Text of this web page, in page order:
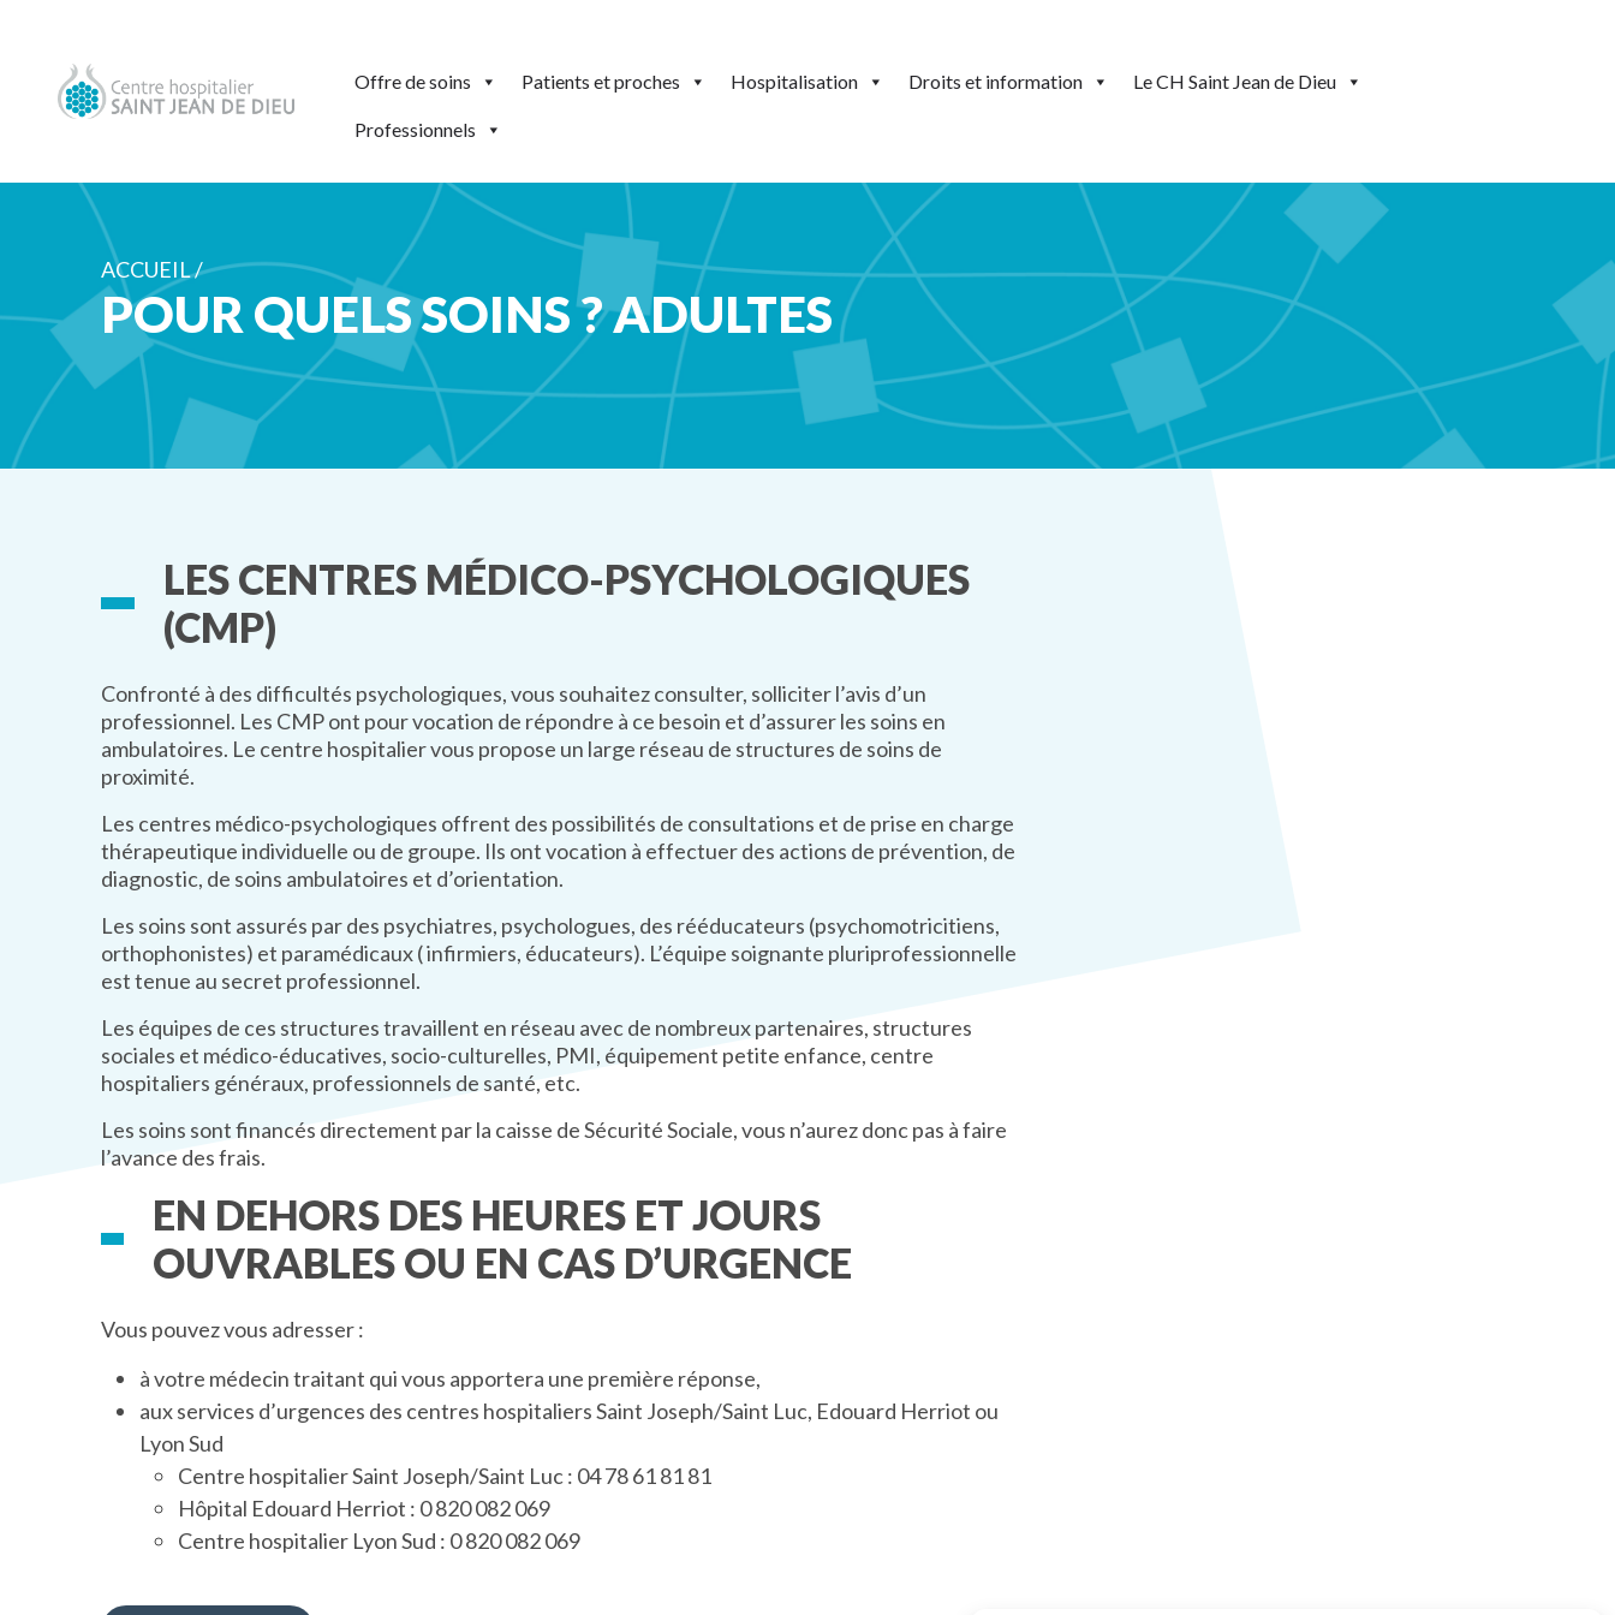
Offre de soins Patients et proches Hospitalisation Droits et information Le CH Saint Jean de Dieu
Professionnels
ACCUEIL /
POUR QUELS SOINS ? ADULTES
LES CENTRES MÉDICO-PSYCHOLOGIQUES
(CMP)
Confronté à des difficultés psychologiques, vous souhaitez consulter, solliciter l’avis d’un
professionnel. Les CMP ont pour vocation de répondre à ce besoin et d’assurer les soins en
ambulatoires. Le centre hospitalier vous propose un large réseau de structures de soins de
proximité.
Les centres médico-psychologiques offrent des possibilités de consultations et de prise en charge
thérapeutique individuelle ou de groupe. Ils ont vocation à effectuer des actions de prévention, de
diagnostic, de soins ambulatoires et d’orientation.
Les soins sont assurés par des psychiatres, psychologues, des rééducateurs (psychomotricitiens,
orthophonistes) et paramédicaux ( infirmiers, éducateurs). L’équipe soignante pluriprofessionnelle
est tenue au secret professionnel.
Les équipes de ces structures travaillent en réseau avec de nombreux partenaires, structures
sociales et médico-éducatives, socio-culturelles, PMI, équipement petite enfance, centre
hospitaliers généraux, professionnels de santé, etc.
Les soins sont financés directement par la caisse de Sécurité Sociale, vous n’aurez donc pas à faire
l’avance des frais.
EN DEHORS DES HEURES ET JOURS
OUVRABLES OU EN CAS D’URGENCE
Vous pouvez vous adresser :
à votre médecin traitant qui vous apportera une première réponse,
aux services d’urgences des centres hospitaliers Saint Joseph/Saint Luc, Edouard Herriot ou
Lyon Sud
Centre hospitalier Saint Joseph/Saint Luc : 04 78 61 81 81
Hôpital Edouard Herriot : 0 820 082 069
Centre hospitalier Lyon Sud : 0 820 082 069